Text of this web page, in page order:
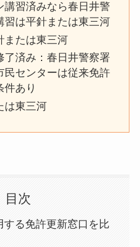
講習済みなら春日井警
習は平針または東三河
または東三河
了済み：春日井警察署
民センターは従来免許
件あり
は東三河
目次
る免許更新窓口を比